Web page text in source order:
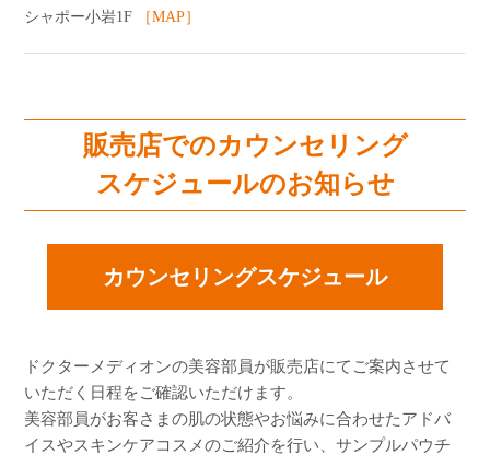
シャポー小岩1F
［MAP］
販売店でのカウンセリング
スケジュールのお知らせ
カウンセリングスケジュール
ドクターメディオンの美容部員が販売店にてご案内させて
いただく日程をご確認いただけます。
美容部員がお客さまの肌の状態やお悩みに合わせたアドバ
イスやスキンケアコスメのご紹介を行い、サンプルパウチ